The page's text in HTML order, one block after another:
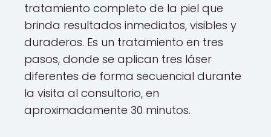
tratamiento completo de la piel que
brinda resultados inmediatos, visibles y
duraderos. Es un tratamiento en tres
pasos, donde se aplican tres láser
diferentes de forma secuencial durante
la visita al consultorio, en
aproximadamente 30 minutos.